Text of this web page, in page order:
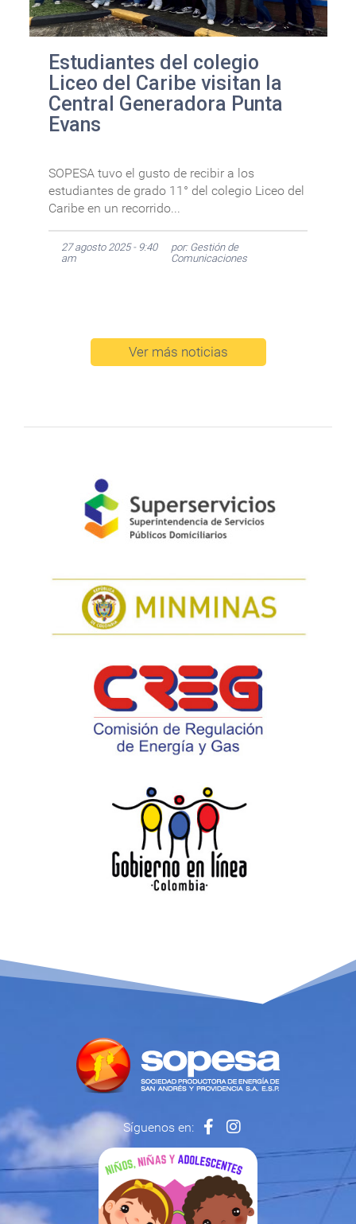
Estudiantes del colegio
Liceo del Caribe visitan la
Central Generadora Punta
Evans
SOPESA tuvo el gusto de recibir a los
estudiantes de grado 11° del colegio Liceo del
Caribe en un recorrido...
27 agosto 2025 - 9:40
am
por: Gestión de
Comunicaciones
Ver más noticias
Síguenos en: